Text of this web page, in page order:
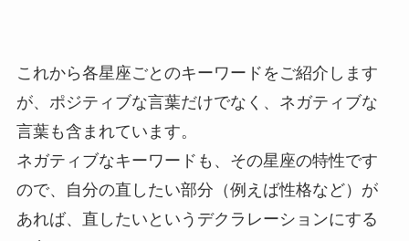
これから各星座ごとのキーワードをご紹介します
が、ポジティブな言葉だけでなく、ネガティブな
言葉も含まれています。
ネガティブなキーワードも、その星座の特性です
ので、自分の直したい部分（例えば性格など）が
あれば、直したいというデクラレーションにする